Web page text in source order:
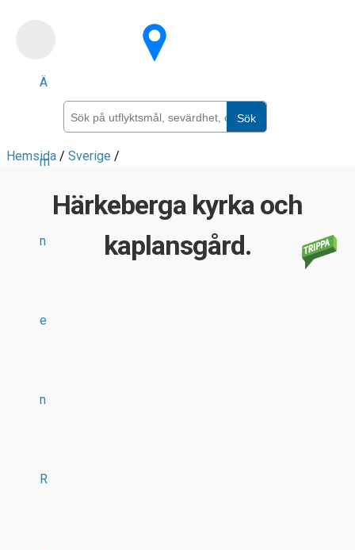
Ä
m
n
e
n
R
Sök
Hemsida / Sverige /
Härkeberga kyrka och
kaplansgård.